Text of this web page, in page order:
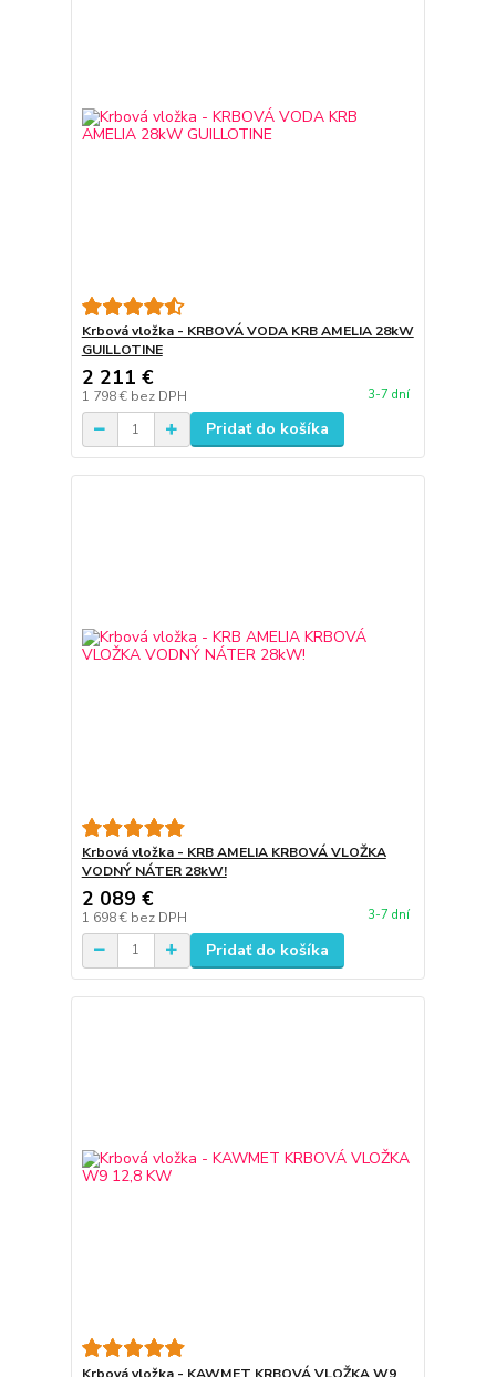
Krbová vložka - KRBOVÁ VODA KRB AMELIA 28kW
GUILLOTINE
2 211 €
1 798 € bez DPH 3-7 dní
Pridať do košíka
Krbová vložka - KRB AMELIA KRBOVÁ VLOŽKA
VODNÝ NÁTER 28kW!
2 089 €
1 698 € bez DPH 3-7 dní
Pridať do košíka
Krbová vložka - KAWMET KRBOVÁ VLOŽKA W9